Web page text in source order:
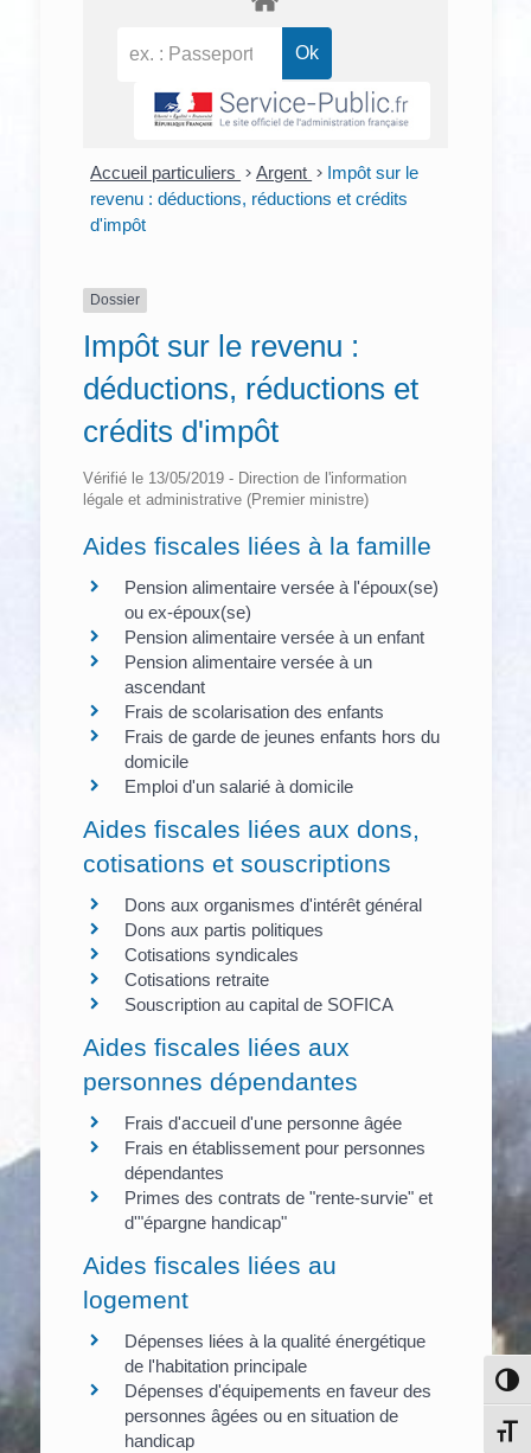
Accueil particuliers > Argent > Impôt sur le
revenu : déductions, réductions et crédits
d'impôt
Dossier
Impôt sur le revenu :
déductions, réductions et
crédits d'impôt
Vérifié le 13/05/2019 - Direction de l'information
légale et administrative (Premier ministre)
Aides fiscales liées à la famille
Pension alimentaire versée à l'époux(se)
ou ex-époux(se)
Pension alimentaire versée à un enfant
Pension alimentaire versée à un
ascendant
Frais de scolarisation des enfants
Frais de garde de jeunes enfants hors du
domicile
Emploi d'un salarié à domicile
Aides fiscales liées aux dons,
cotisations et souscriptions
Dons aux organismes d'intérêt général
Dons aux partis politiques
Cotisations syndicales
Cotisations retraite
Souscription au capital de SOFICA
Aides fiscales liées aux
personnes dépendantes
Frais d'accueil d'une personne âgée
Frais en établissement pour personnes
dépendantes
Primes des contrats de "rente-survie" et
d'"épargne handicap"
Aides fiscales liées au
logement
Dépenses liées à la qualité énergétique
de l'habitation principale
Dépenses d'équipements en faveur des
personnes âgées ou en situation de
handicap